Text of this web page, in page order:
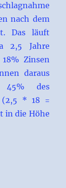
nach dem
Das läuft
2,5 Jahre
Zinsen
daraus
45% des
(2,5 * 18 =
in die Höhe